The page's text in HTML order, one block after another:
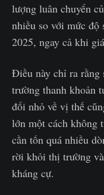
lượng luân chuyển
nhiều so với mức độ
2025, ngay cả khi
Điều này chỉ ra rằng
trường thanh khoản
đổi nhỏ về vị thế
lớn một cách không
cần tốn quá nhiều
rời khỏi thị trường
kháng cự.